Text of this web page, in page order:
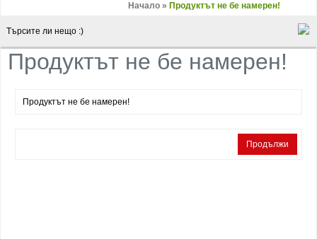
Начало » Продуктът не бе намерен!
Продуктът не бе намерен!
Продуктът не бе намерен!
Продължи